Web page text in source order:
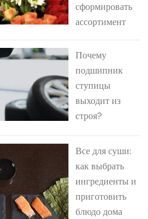
сформировать
ассортимент
Почему
подшипник
ступицы
выходит из
строя?
Все для суши:
как выбрать
ингредиенты и
приготовить
блюдо дома